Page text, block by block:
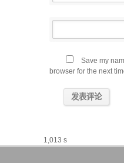
Save my
browser for the next
1,013 s